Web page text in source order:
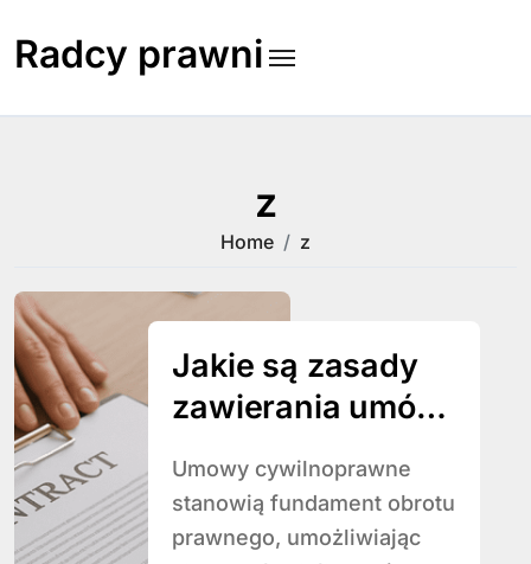
content
Radcy prawni
z
Home z
Jakie są zasady
zawierania umów
Umowy cywilnoprawne
stanowią fundament obrotu
prawnego, umożliwiając